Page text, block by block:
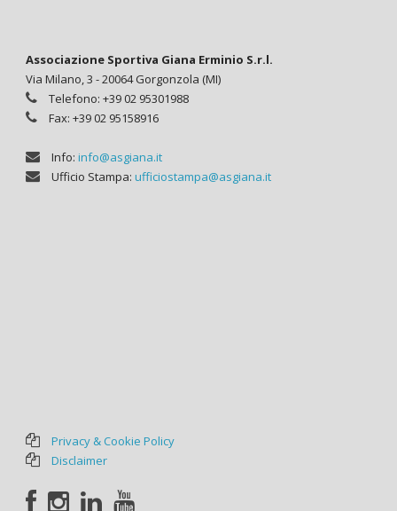
Associazione Sportiva Giana Erminio S.r.l.
Via Milano, 3 - 20064 Gorgonzola (MI)
Telefono: +39 02 95301988
Fax: +39 02 95158916
Info: info@asgiana.it
Ufficio Stampa: ufficiostampa@asgiana.it
Privacy & Cookie Policy
Disclaimer